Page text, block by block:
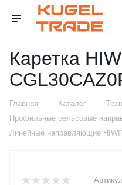
Каретка
Главная — Каталог —
Профильные рельсовые
Линейные направляющие